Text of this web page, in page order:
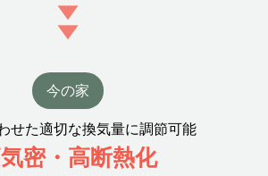
今の家
せた適切な換気量に調節可能
密・高断熱化